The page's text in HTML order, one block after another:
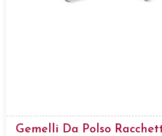
Gemelli Da Polso